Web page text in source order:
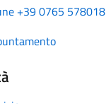
+39 0765 578018